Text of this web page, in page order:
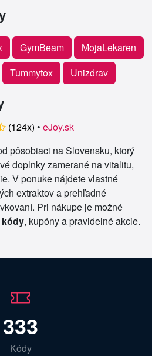
GymBeam
MojaLekaren
Tummytox Unizdrav
(124x) • eJoy.sk
pôsobiaci na Slovensku, ktorý
doplnky zamerané na vitalitu,
V ponuke nájdete vlastné
extraktov a prehľadné
Pri nákupe je možné
, kupóny a pravidelné akcie.
333
Kódy